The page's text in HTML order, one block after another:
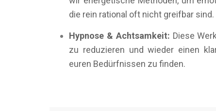
die rein rational oft nicht greifbar sind.
Hypnose & Achtsamkeit: Diese
zu reduzieren und wieder einen
euren Bedürfnissen zu finden.